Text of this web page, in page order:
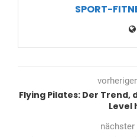
SPORT-
Flying Pilates: Der Trend,
Level
nächster